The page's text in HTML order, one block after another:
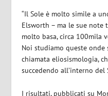
“Il Sole è molto simile a
Elsworth – ma le sue note
molto basa, circa 100mila
Noi studiamo queste
chiamata eliosismologia,
succedendo all’interno del
I risultati, pubblicati su